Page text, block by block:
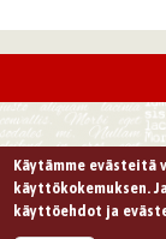
Käytämme evästeitä
käyttökokemuksen.
käyttöehdot ja